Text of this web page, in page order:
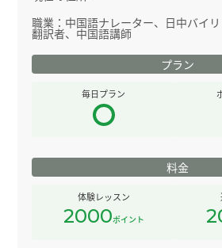
職業： 中国語ナレーター、日中バイリ
翻訳者、中国語講師
プラン
毎日プラン
料金
体験レッスン
2000ポイント